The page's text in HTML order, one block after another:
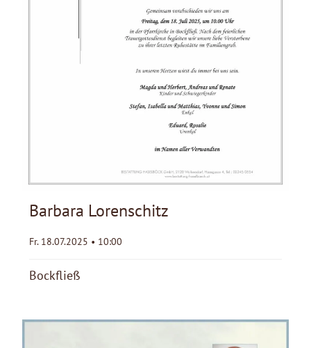
Barbara Lorenschitz
Fr. 18.07.2025 • 10:00
Bockfließ